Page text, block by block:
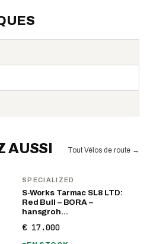
AUSSI Tout Vélos de route →
SPECIALIZED
S-Works Tarmac SL8 LTD:
Red Bull – BORA –
hansgroh…
€ 17.000